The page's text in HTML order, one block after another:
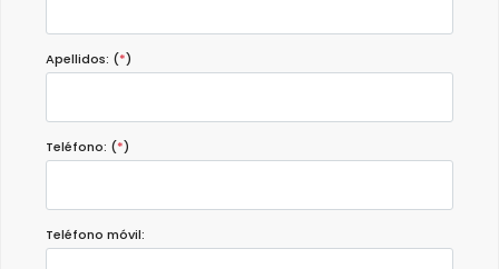
Apellidos: (*)
Teléfono: (*)
Teléfono móvil: